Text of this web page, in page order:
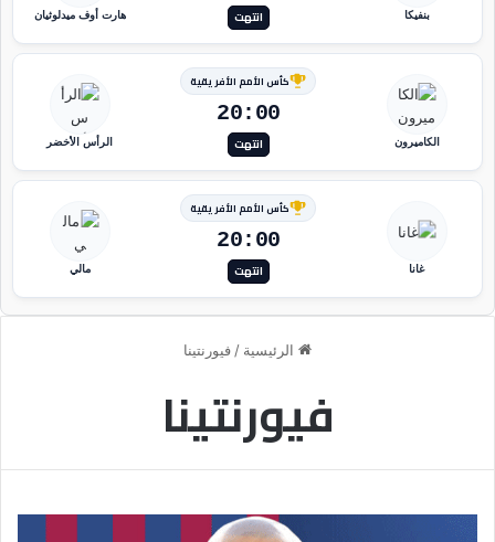
بنفيكا انتهت هارت أوف ميدلوثيان
الكاميرون
كأس الأمم الأفريقية
20:00
انتهت الرأس الأخضر
غانا
كأس الأمم الأفريقية
20:00
انتهت مالي
الرئيسية / فيورنتينا
فيورنتينا